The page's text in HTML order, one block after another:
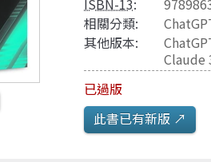
ISBN-13:
相關分類:
其他版本:
Claude
已過版
此書已有新版 ↗️